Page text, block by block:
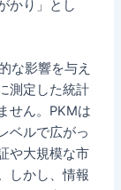
かり」とし
な影響を与え
測定した統計
せん。PKMは
ベルで広がっ
や大規模な市
しかし、情報